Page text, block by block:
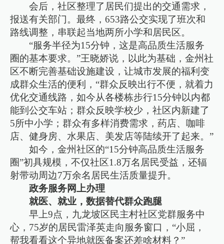
会后，社区整理了居民们提出的交通需求，
报送有关部门。最终，653路公交实现了班次和
路线调整，串联起当地两所小学和居民区。
“服务半径为15分钟，这是高品质生活服务
圈的基本要求。”王晓娇说，以此为基础，金州社
区不断完善基础设施建设，让城市发展的福利变
成群众生活的便利，“群众反映出行不便，就着力
优化交通线路，如今从各楼栋步行15分钟以内都
能到公交车站；群众反映学校少，社区内新建了
5所中小学；群众有多样消费需求，药店、咖啡
店、健身房、水果店、美发店等陆续开了起来。”
如今，金州社区的“15分钟高品质生活服务
圈”初具规模，不仅社区1.8万名居民受益，还辐
射带动周边7万余名居民生活质量提升。
政务服务网上办理
就医、就业，数据替代群众跑腿
早上9点，九龙坡区民主村社区党群服务中
心，75岁的居民雷泽英走向服务窗口，“小屈，
帮我看看这个异地就医备案还差啥材料？”